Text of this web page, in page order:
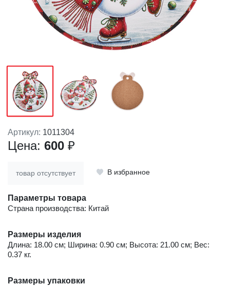
Артикул: 1011304
Цена: 600 ₽
товар отсутствует В избранное
Параметры товара
Страна производства: Китай
Размеры изделия
Длина: 18.00 см; Ширина: 0.90 см; Высота: 21.00 см; Вес:
0.37 кг.
Размеры упаковки